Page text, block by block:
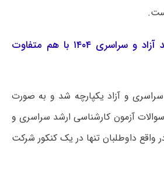
آیا سوالات کنکور ارشد آزاد و سراسری ۱۴۰۴ با هم متفاوت
ارشد سراسری و آزاد یکپارچه شد و به صورت
آزمون کارشناسی ارشد سراسری و
داوطلبان تنها در یک کنکور شرکت